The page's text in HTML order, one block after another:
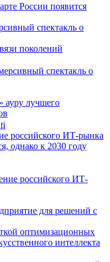
спектакль о
поколений
ауру лучшего
российского ИТ-рынка
однако к 2030 году
для решений с
оптимизационных
интеллекта